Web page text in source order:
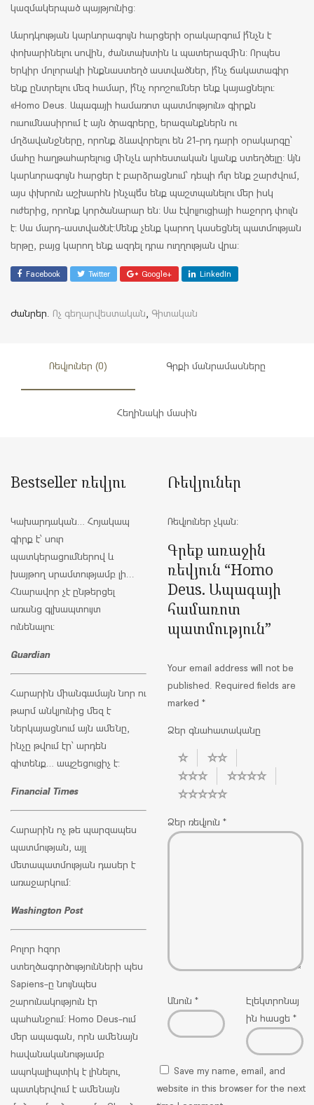
կազմակերպած պայթյունից:
Մարդկության կարևորագույն հարցերի օրակարգում ի՞նչն է
փոխարինելու սովին, ժանտախտին և պատերազմին: Որպես
Երկիր մոլորակի ինքնաստեղծ աստվածներ, ի՞նչ ճակատագիր
ենք ընտրելու մեզ համար, ի՞նչ որոշումներ ենք կայացնելու:
«Homo Deus. Ապագայի համառոտ պատմություն» գիրքն
ուսումնասիրում է այն ծրագրերը, երազանքներն ու
մղձավանջները, որոնք ձևավորելու են 21-րդ դարի օրակարգը՝
մահը հաղթահարելուց մինչև արհեստական կյանք ստեղծելը: Այն
կարևորագույն հարցեր է բարձրացնում՝ դեպի ո՞ւր ենք շարժվում,
այս փխրուն աշխարհն ինչպե՞ս ենք պաշտպանելու մեր իսկ
ուժերից, որոնք կործանարար են: Սա էվոլյուցիայի հաջորդ փուլն
է: Սա մարդ-աստվածնէ:Մենք չենք կարող կասեցնել պատմության
երթը, բայց կարող ենք ազդել դրա ուղղության վրա:
Facebook Twitter Google+ LinkedIn
Ժանրեր. Ոչ գեղարվեստական, Գիտական
Ռեվյուներ (0) Գրքի մանրամասները
Հեղինակի մասին
Bestseller ռեվյու
Կախարդական… Հոյակապ
գիրք է՝ սուր
պատկերացումներով և
խայթող սրամտությամբ լի...
Հնարավոր չէ ընթերցել
առանց գլխապտույտ
ունենալու:
Guardian
Հարարին միանգամայն նոր ու
թարմ անկյունից մեզ է
ներկայացնում այն ամենը,
ինչը թվում էր՝ արդեն
գիտենք… ապշեցուցիչ է:
Financial Times
Հարարին ոչ թե պարզապես
պատմության, այլ
մետապատմության դասեր է
առաջարկում:
Washington Post
Բոլոր հզոր
ստեղծագործությունների պես
Sapiens-ընույնպես
շարունակություն էր
պահանջում: Homo Deus-ում
մեր ապագան, որն ամենայն
հավանականությամբ
ապոկալիպտիկ է լինելու,
պատկերվում է ամենայն
Ռեվյուներ
Ռեվյուներ չկան։
Գրեք առաջին
ռեվյուն “Homo
Deus. Ապագայի
համառոտ
պատմություն”
Your email address will not be
published. Required fields are
marked *
Ձեր գնահատականը
Ձեր ռեվյուն *
Անուն *
Էլեկտրոնայ
ին հասցե *
Save my name, email, and
website in this browser for the next